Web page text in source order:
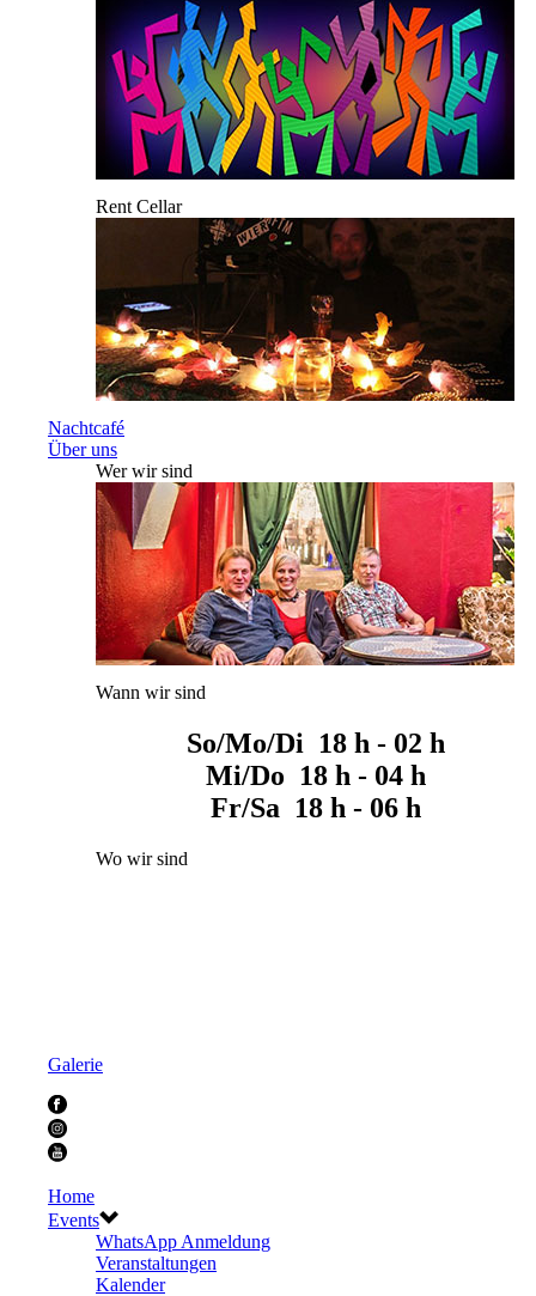
Rent Cellar
Nachtcafé
Über uns
Wer wir sind
Wann wir sind
So/Mo/Di 18 h - 02 h
Mi/Do 18 h - 04 h
Fr/Sa 18 h - 06 h
Wo wir sind
Galerie
Home
Events
WhatsApp Anmeldung
Veranstaltungen
Kalender